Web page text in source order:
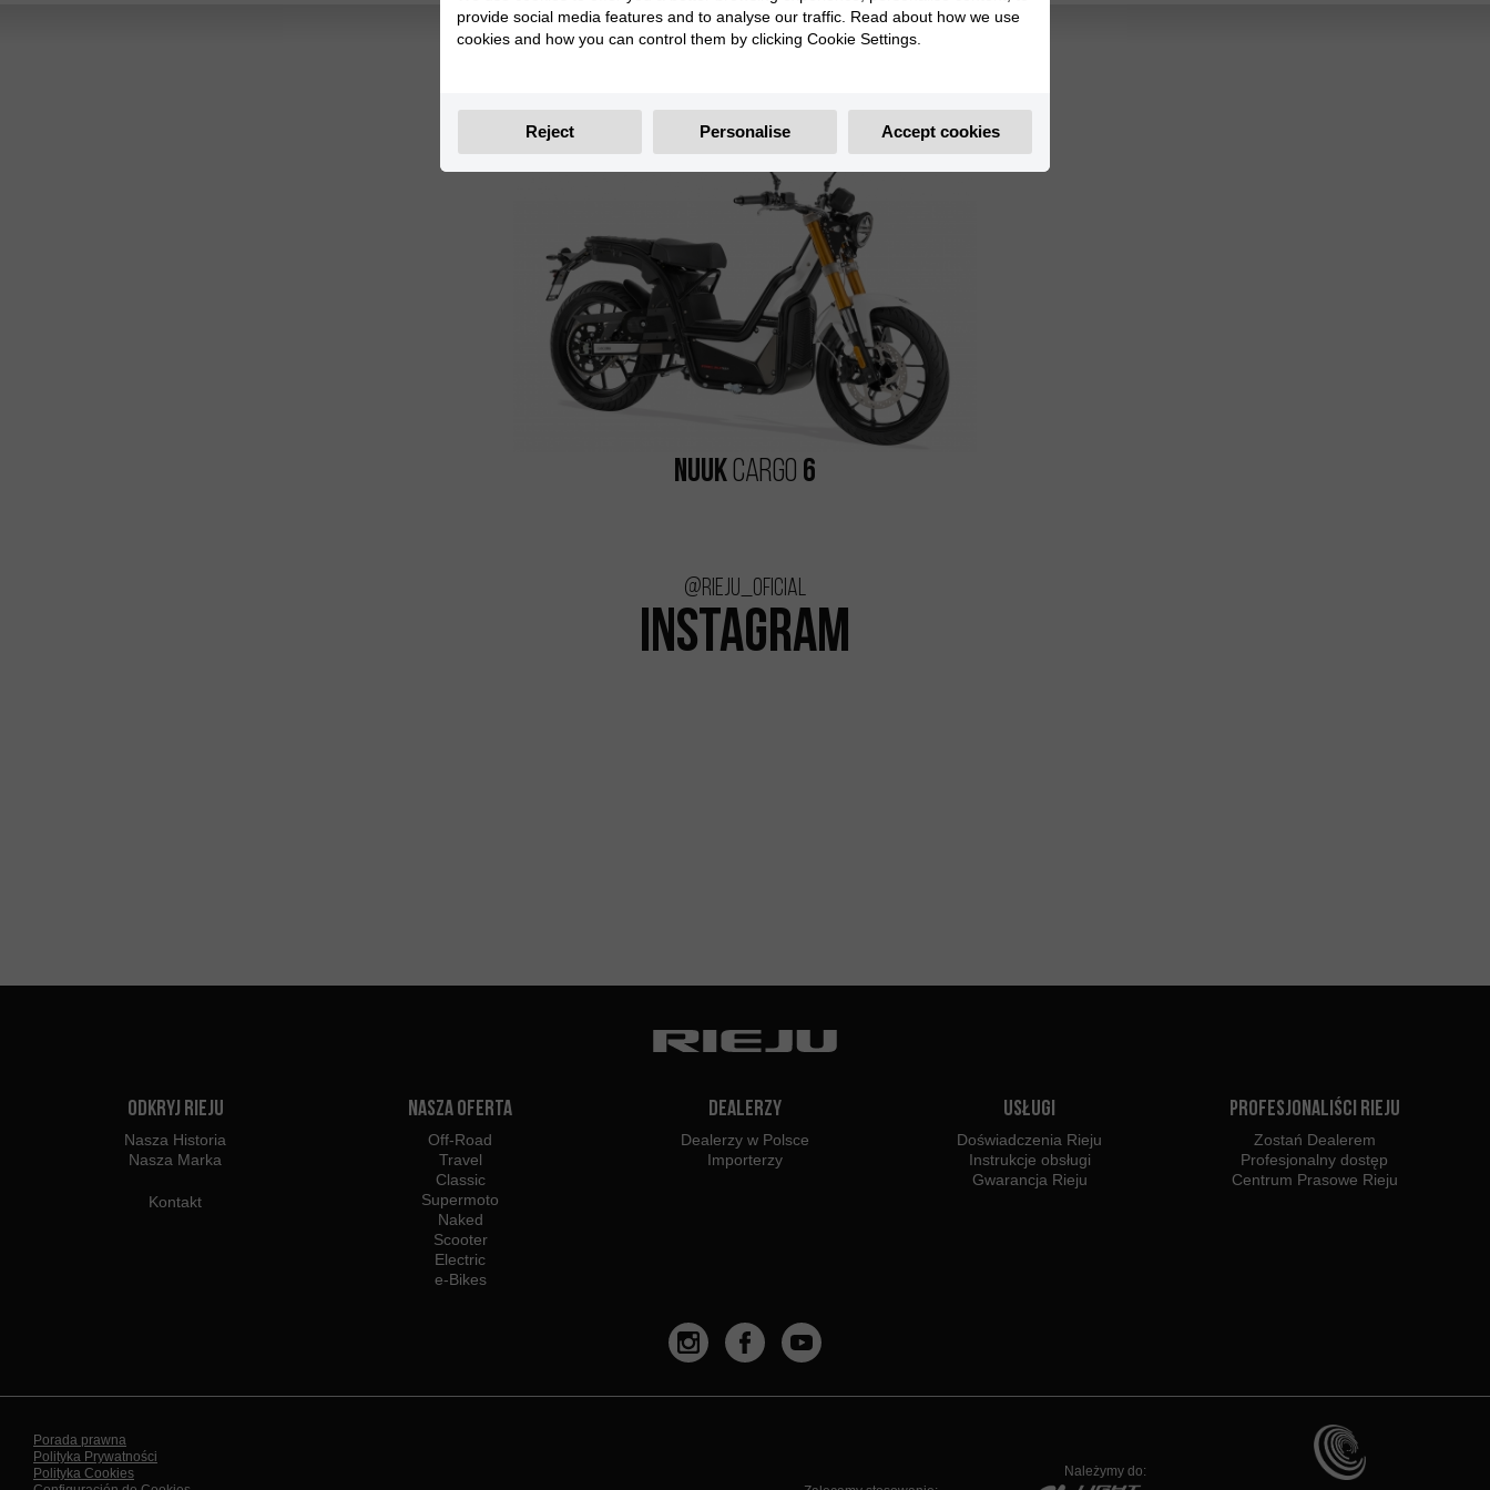
NuukCargo 6
@rieju_oficial
INSTAGRAM
Odkryj Rieju
Nasza Historia
Nasza Marka
Kontakt
Nasza oferta
Off-Road
Travel
Classic
Supermoto
Naked
Scooter
Electric
e-Bikes
Dealerzy
Dealerzy w Polsce
Importerzy
Usługi
Doświadczenia Rieju
Instrukcje obsługi
Gwarancja Rieju
Profesjonaliści Rieju
Zostań Dealerem
Profesjonalny dostęp
Centrum Prasowe Rieju
Należymy do:
Porada prawna
Polityka Prywatności
Polityka Cookies
provide social media features and to analyse our traffic. Read about how we use
cookies and how you can control them by clicking Cookie Settings.
Reject Personalise Accept cookies